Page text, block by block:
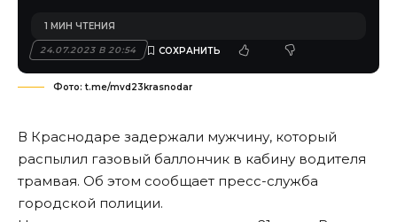
24.07.2023 В 20:54
1 МИН ЧТЕНИЯ
Фото: t.me/mvd23krasnodar
В Краснодаре задержали мужчину, который
распылил газовый баллончик в кабину водителя
трамвая. Об этом сообщает пресс-служба
городской полиции.